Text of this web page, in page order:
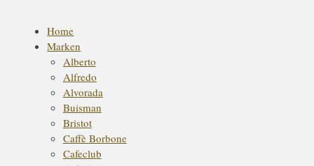
Home
Marken
Alberto
Alfredo
Alvorada
Buisman
Bristot
Caffè Borbone
Cafeclub